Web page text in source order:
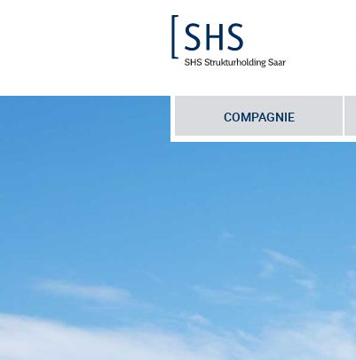
COMPAGNIE